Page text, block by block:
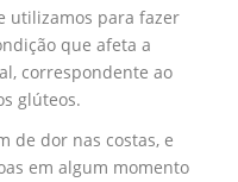
utilizamos para fazer
que afeta a
correspondente ao
glúteos.
de dor nas costas, e
em algum momento